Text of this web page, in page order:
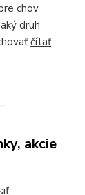
chov
druh
čítať
akcie